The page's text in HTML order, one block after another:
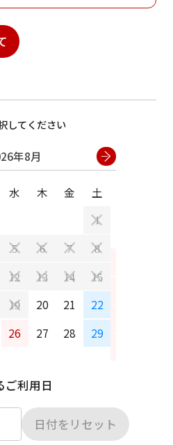
してください
年8月
水 木 金 土
1
5 6 7 8
12 13 14 15
19 20 21
22
26 27 28
29
利用日
日付をリセット